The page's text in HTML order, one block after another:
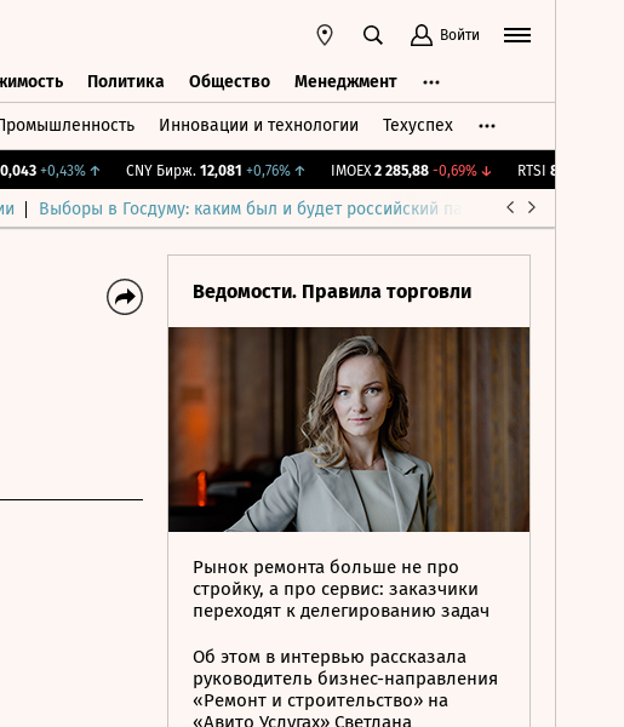
Войти
Политика Общество Менеджмент
Инновации и технологии Техуспех
+0,43%↑ CNY Бирж. 12,081 +0,76%↑ IMOEX 2 285,88 -0,69%↓ RTSI 884,56
Выборы в Госдуму: каким был и будет российский парламент
Ведомости. Правила торговли
Рынок ремонта больше не про
стройку, а про сервис: заказчики
переходят к делегированию задач
Об этом в интервью рассказала
руководитель бизнес-направления
«Ремонт и строительство» на
«Авито Услугах» Светлана